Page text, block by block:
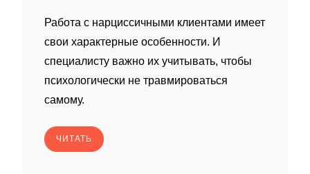
Работа с нарциссичными клиентами имеет
свои характерные особенности. И
специалисту важно их учитывать, чтобы
психологически не травмироваться
самому.
ЧИТАТЬ